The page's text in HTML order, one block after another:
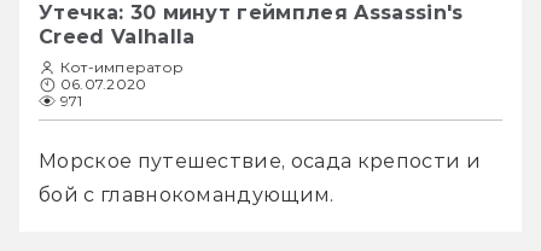
Утечка: 30 минут геймплея Assassin's
Creed Valhalla
Кот-император
06.07.2020
971
Морское путешествие, осада крепости и
бой с главнокомандующим.